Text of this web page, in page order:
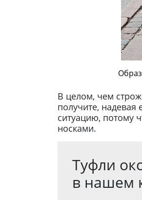
В целом, чем
получите, надевая
ситуацию, потому
носками.
Туфли
в нашем